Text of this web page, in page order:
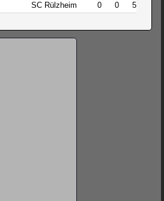
SC Rülzheim 0 0 5